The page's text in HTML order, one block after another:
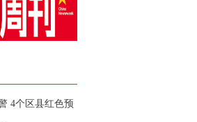
4个区县红色预